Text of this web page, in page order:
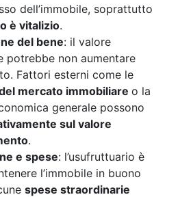
dell’immobile, soprattutto
è vitalizio.
del bene: il valore
potrebbe non aumentare
Fattori esterni come le
mercato immobiliare o la
generale possono
sul valore
.
e spese: l’usufruttuario è
l’immobile in buono
spese straordinarie